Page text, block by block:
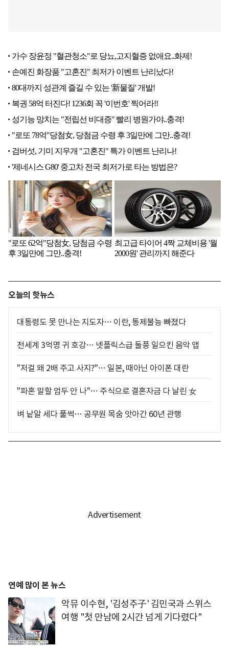
오늘의 핫뉴스
대통령도 못 만나는 지도자… 이란, 통제불능 빠졌다
전세계 3억명 귀 호강… 넷플릭스급 돌풍 일으킨 음악 앱
"저걸 왜 2배 주고 사지?"… 일본, 때아닌 아이폰 대란
"파혼 말할 엄두 안 나"… 주식으로 결혼자금 다 날린 女
벼 낱알 세다 풀썩… 공무원 목숨 앗아간 60년 관행
연예 많이 본 뉴스
악뮤 이수현, '김성주子' 김민국과 스위스
여행 "첫 만남에 2시간 넘게 기다렸다"